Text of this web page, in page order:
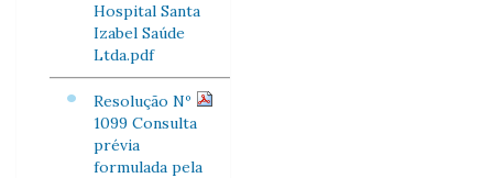
Hospital Santa
Izabel Saúde
Ltda.pdf
Resolução Nº
1099 Consulta
prévia
formulada pela